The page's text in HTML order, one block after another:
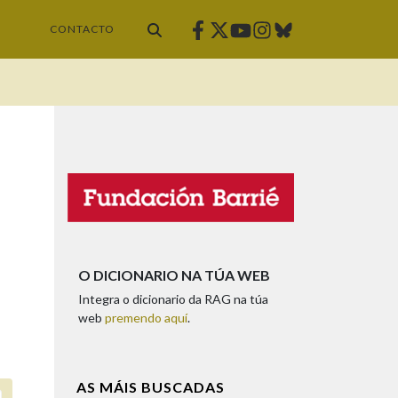
CONTACTO Facebook
Twitter
Youtube
Instagram
Bluesky
O DICIONARIO NA TÚA WEB
Integra o dicionario da RAG na túa
web premendo aquí.
AS MÁIS BUSCADAS